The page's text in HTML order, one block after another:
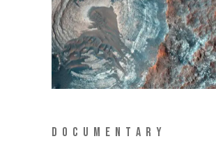
DOCUMENTARY